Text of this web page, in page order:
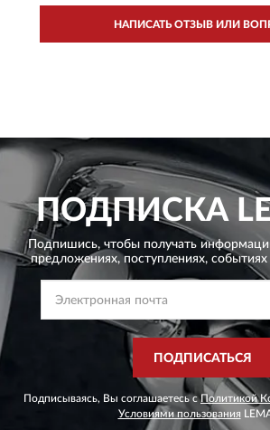
НАПИСАТЬ ОТЗЫВ ИЛИ
ПОДПИСКА
Подпишись, чтобы получать
предложениях,поступлениях,
ПОДПИСАТЬСЯ
Подписываясь, Вы соглашаетесь сПолитикой
Условиями пользования